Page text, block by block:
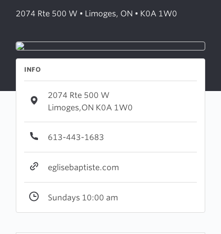
2074 Rte 500 W • Limoges, ON • K0A 1W0
INFO
2074 Rte 500 W
Limoges,ON K0A 1W0
613-443-1683
eglisebaptiste.com
Sundays 10:00 am